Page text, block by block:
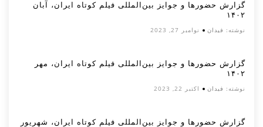
گزارش حضورها و جوایز بین‌المللی فیلم کوتاه ایران، آبان
۱۴۰۲
نوشته: فیدان نوامبر 27, 2023
گزارش حضورها و جوایز بین‌المللی فیلم کوتاه ایران، مهر
۱۴۰۲
نوشته: فیدان اکتبر 22, 2023
گزارش حضورها و جوایز بین‌المللی فیلم کوتاه ایران، شهریور